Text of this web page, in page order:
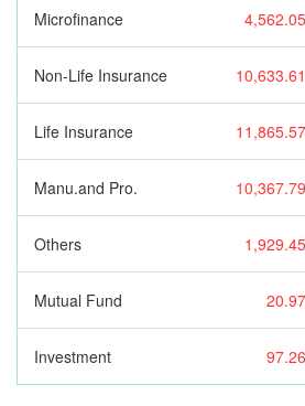
Microfinance 4,562.05
Non-Life Insurance 10,633.61
Life Insurance 11,865.57
Manu.and Pro. 10,367.79
Others 1,929.45
Mutual Fund 20.97
Investment 97.26